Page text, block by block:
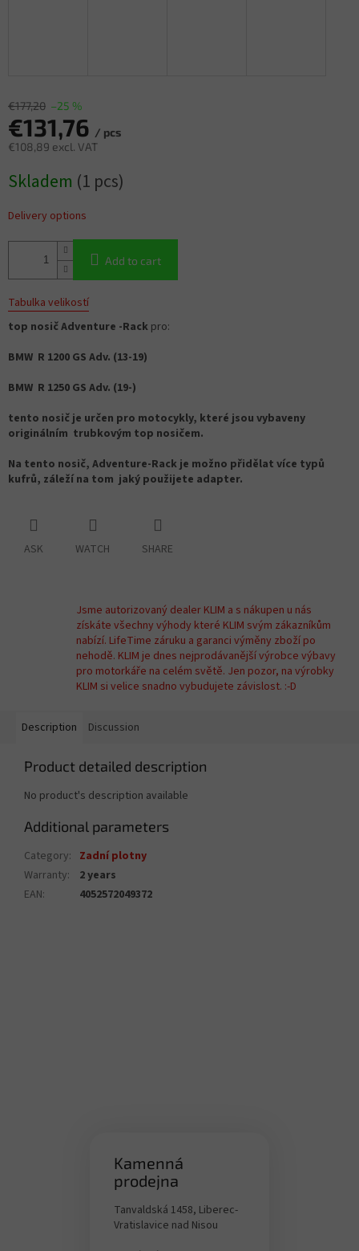
€177,20 –25 %
€131,76 / pcs
€108,89 excl. VAT
price:
Skladem (1 pcs)
Delivery options
Add to cart
Tabulka velikostí
top nosič Adventure -Rack pro:
BMW R 1200 GS Adv. (13-19)
BMW R 1250 GS Adv. (19-)
tento nosič je určen pro motocykly, které jsou vybaveny
originálním trubkovým top nosičem.
Na tento nosič, Adventure-Rack je možno přidělat více typů
kufrů, záleží na tom jaký použijete adapter.
ASK WATCH SHARE
Jsme autorizovaný dealer KLIM a s nákupen u nás
získáte všechny výhody které KLIM svým zákazníkům
nabízí. LifeTime záruku a garanci výměny zboží po
nehodě. KLIM je dnes nejprodávanější výrobce výbavy
pro motorkáře na celém světě. Jen pozor, na výrobky
KLIM si velice snadno vybudujete závislost. :-D
Description Discussion
Product detailed description
No product's description available
Additional parameters
Category: Zadní plotny
Warranty:
2 years
EAN: 4052572049372
Kamenná
prodejna
Tanvaldská 1458, Liberec-
Vratislavice nad Nisou